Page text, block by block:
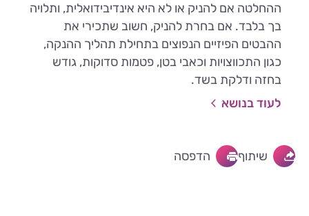
ההחלטה אם להניק או לא היא אינדיבידואלית, ותלויה
בך בלבד. אם בחרת להניק, חשוב שתכירי את
ההבטים הפיזיים הנפוצים בתחילת תהליך ההנקה,
כגון התכווצויות וכאבי בטן, פטמות סדוקות, גודש
בחזה ודלקת בשד.
לעוד בנושא
שיתוף הדפסה